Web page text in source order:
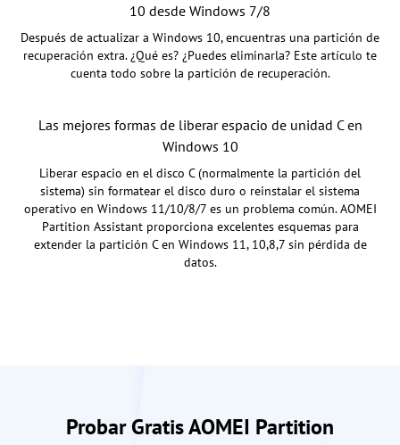
10 desde Windows 7/8
Después de actualizar a Windows 10, encuentras una partición de
recuperación extra. ¿Qué es? ¿Puedes eliminarla? Este artículo te
cuenta todo sobre la partición de recuperación.
Las mejores formas de liberar espacio de unidad C en
Windows 10
Liberar espacio en el disco C (normalmente la partición del
sistema) sin formatear el disco duro o reinstalar el sistema
operativo en Windows 11/10/8/7 es un problema común. AOMEI
Partition Assistant proporciona excelentes esquemas para
extender la partición C en Windows 11, 10,8,7 sin pérdida de
datos.
Probar Gratis AOMEI Partition